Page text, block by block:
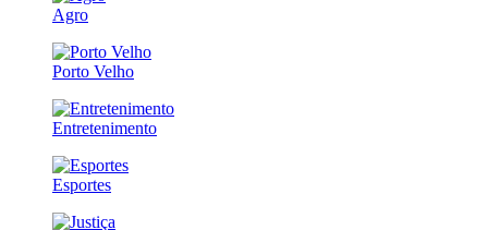
Agro
Porto Velho
Entretenimento
Esportes